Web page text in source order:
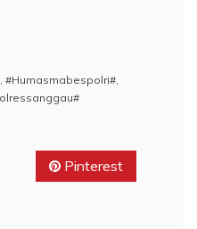
#Humasmabespolri#
Pinterest